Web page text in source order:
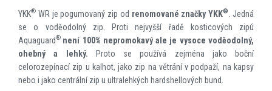
YKK® WR je pogumovaný zip od renomované značky YKK®
. Jedná
se o voděodolný zip. Proti nejvyšší řadě kosticových zipú
Aquaguard® není 100% nepromokavý ale je vysoce voděodolný,
ohebný a lehký. Proto se používá zejména jako boční
celorozepínací zip u kalhot, jako zip na větrání v podpaží, na kapsy
nebo i jako centrální zip u ultralehkých hardshellových bund.